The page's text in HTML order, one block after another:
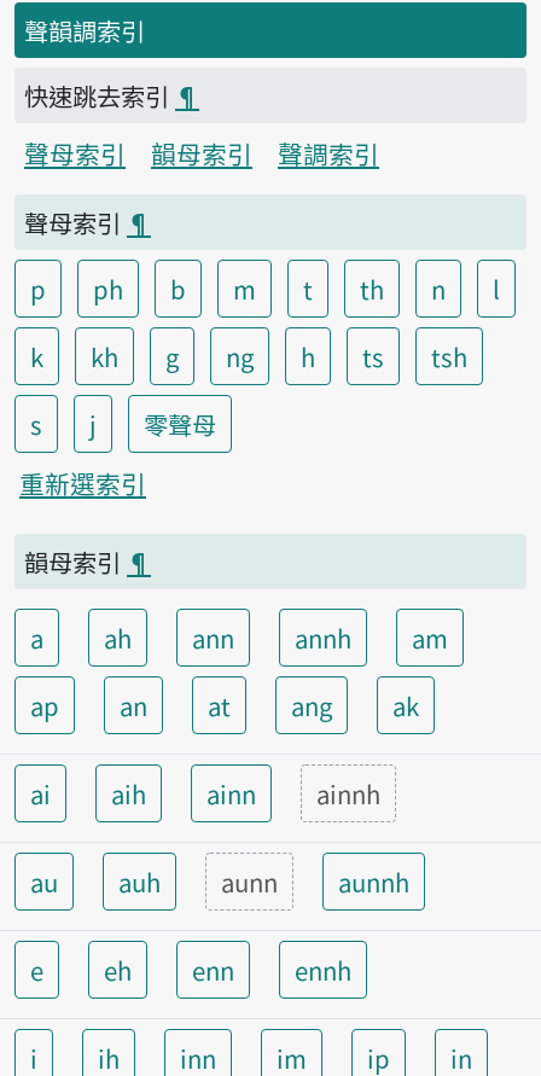
聲韻調索引
快速跳去索引 ¶
聲母索引
韻母索引
聲調索引
聲母索引 ¶
p
ph b m t th n
l
k
kh g ng h ts
tsh
s
j
零聲母
重新選索引
韻母索引 ¶
a ah ann annh
am
ap
an at ang ak
ai aih ainn ainnh
au auh aunn aunnh
e eh enn ennh
i ih inn im ip
in